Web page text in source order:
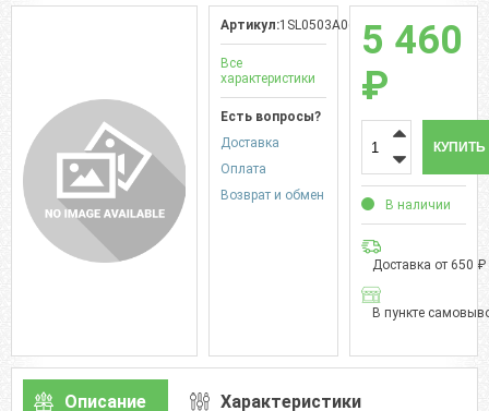
Артикул:1SL0503A06
Все
характеристики
Есть вопросы?
Доставка
Оплата
Возврат и обмен
5 460
₽
КУПИТЬ
В наличии
Доставка от 650 ₽
В пункте
Описание Характеристики